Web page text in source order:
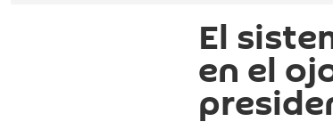
El
en el